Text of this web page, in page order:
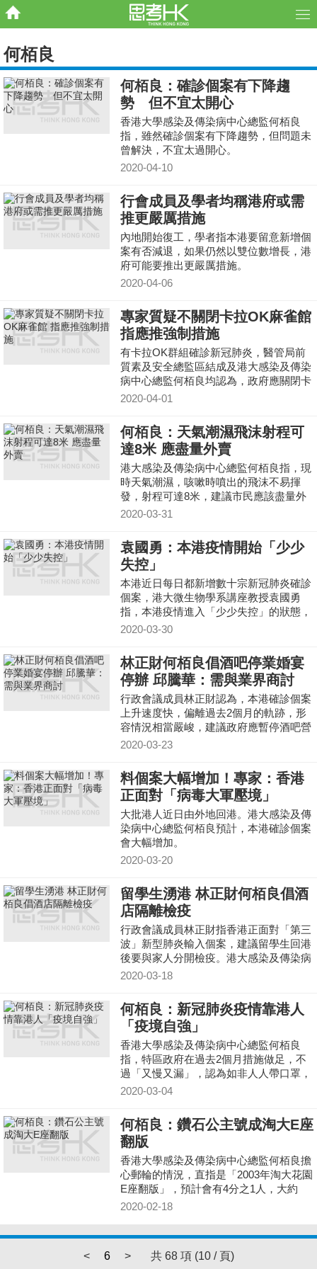
何栢良
何栢良：確診個案有下降趨
勢 但不宜太開心
香港大學感染及傳染病中心總監何栢良
指，雖然確診個案有下降趨勢，但問題未
曾解決，不宜太過開心。
2020-04-10
行會成員及學者均稱港府或需
推更嚴厲措施
內地開始復工，學者指本港要留意新增個
案有否減退，如果仍然以雙位數增長，港
府可能要推出更嚴厲措施。
2020-04-06
專家質疑不關閉卡拉OK麻雀館
指應推強制措施
有卡拉OK群組確診新冠肺炎，醫管局前
質素及安全總監區結成及港大感染及傳染
病中心總監何栢良均認為，政府應關閉卡
拉OK及麻雀館，以減少傳播風險。
2020-04-01
何栢良：天氣潮濕飛沫射程可
達8米 應盡量外賣
港大感染及傳染病中心總監何栢良指，現
時天氣潮濕，咳嗽時噴出的飛沫不易揮
發，射程可達8米，建議市民應該盡量外
賣，避免堂食。
2020-03-31
袁國勇：本港疫情開始「少少
失控」
本港近日每日都新增數十宗新冠肺炎確診
個案，港大微生物學系講座教授袁國勇
指，本港疫情進入「少少失控」的狀態，
目前急需切斷社區傳播鏈，呼籲市民增加
2020-03-30
林正財何栢良倡酒吧停業婚宴
停辦 邱騰華：需與業界商討
行政會議成員林正財認為，本港確診個案
上升速度快，偏離過去2個月的軌跡，形
容情況相當嚴峻，建議政府應暫停酒吧營
業及婚宴舉行，港大傳染病中心總監何栢
2020-03-23
料個案大幅增加！專家：香港
正面對「病毒大軍壓境」
大批港人近日由外地回港。港大感染及傳
染病中心總監何栢良預計，本港確診個案
會大幅增加。
2020-03-20
留學生湧港 林正財何栢良倡酒
店隔離檢疫
行政會議成員林正財指香港正面對「第三
波」新型肺炎輸入個案，建議留學生回港
後要與家人分開檢疫。港大感染及傳染病
中心總監何栢良就指政府可租用酒店房間
2020-03-18
何栢良：新冠肺炎疫情靠港人
「疫境自強」
香港大學感染及傳染病中心總監何栢良
指，特區政府在過去2個月措施做足，不
過「又慢又漏」，認為如非人人帶口罩，
香港今次的疫情會比03年沙士時嚴重10
2020-03-04
何栢良：鑽石公主號成淘大E座
翻版
香港大學感染及傳染病中心總監何栢良擔
心郵輪的情況，直指是「2003年淘大花園
E座翻版」，預計會有4分之1人，大約
100人陸續確診。
2020-02-18
< 6 > 共 68 項 (10 / 頁)